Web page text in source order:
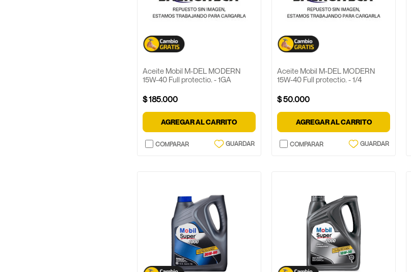
Aceite Mobil M-DEL MODERN
15W-40 Full protectio. - 1GA
$185.000
AGREGAR AL CARRITO
Aceite Mobil M-DEL MODERN
15W-40 Full protectio. - 1/4
$50.000
AGREGAR AL CARRITO